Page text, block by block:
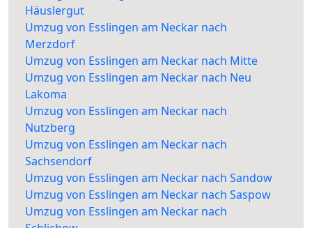
Häuslergut
Umzug von Esslingen am Neckar nach
Merzdorf
Umzug von Esslingen am Neckar nach Mitte
Umzug von Esslingen am Neckar nach Neu
Lakoma
Umzug von Esslingen am Neckar nach
Nutzberg
Umzug von Esslingen am Neckar nach
Sachsendorf
Umzug von Esslingen am Neckar nach Sandow
Umzug von Esslingen am Neckar nach Saspow
Umzug von Esslingen am Neckar nach